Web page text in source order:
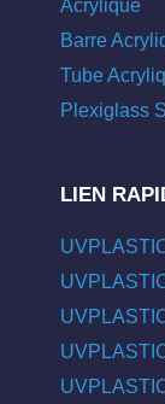
Acrylique
Barre
Tube
Plexiglass
LIEN